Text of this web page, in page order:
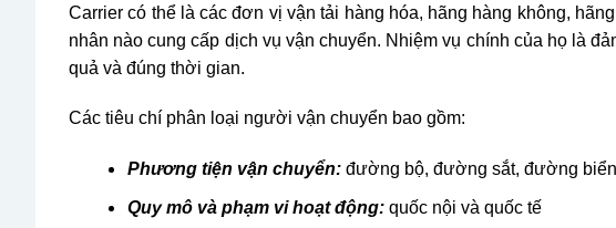
Carrier có thể là các đơn vị vận tải hàng hóa, hãng hàng không,
nhân nào cung cấp dịch vụ vận chuyển. Nhiệm vụ chính của họ là
quả và đúng thời gian.
Các tiêu chí phân loại người vận chuyển bao gồm:
Phương tiện vận chuyển:đường bộ, đường sắt, đường
Quy mô và phạm vi hoạt động: quốc nội và quốc tế